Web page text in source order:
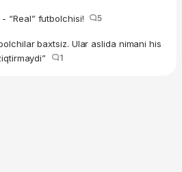
“Real” futbolchisi! 5
baxtsiz. Ular aslida nimani his
1